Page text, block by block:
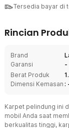
Tersedia bayar di
Rincian
Brand
Garansi
-
Berat Produk
Dimensi Kemasan :
Karpet pelindung ini
mobil Anda saat
berkualitas tinggi,